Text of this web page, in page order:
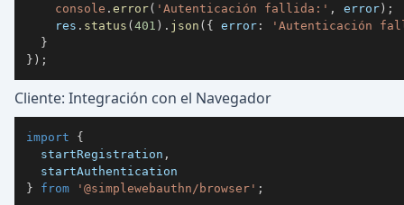
console . error( 'Autenticación fallida:' , error) ;
    res
. status (401 ) . json ( { error :
'Autenticación
}
} ) ;
Cliente: Integración con el Navegador
import
{
  startRegistration
,
}
from '@simplewebauthn/browser' ;